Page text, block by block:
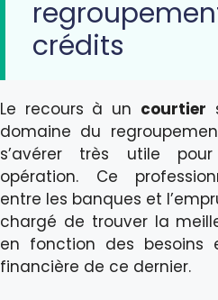
crédits
Le recours à un courtier
domaine du
s’avérer très utile
opération. Ce
entre les banques et
chargé de trouver la
en fonction des
financière de ce dernier.